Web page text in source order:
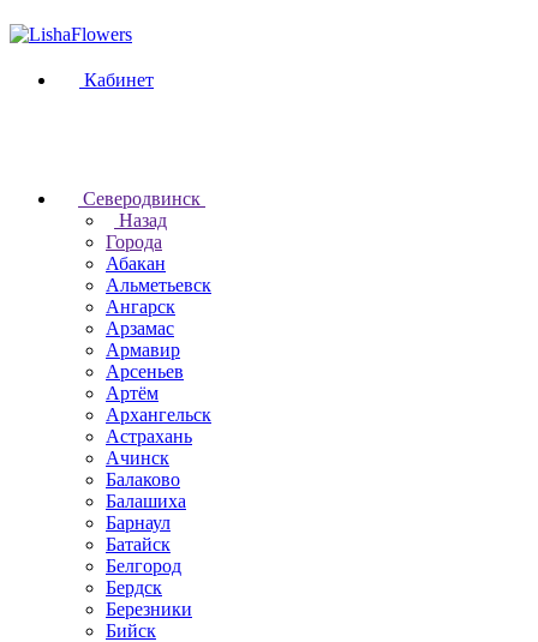
Кабинет
Северодвинск
Назад
Города
Абакан
Альметьевск
Ангарск
Арзамас
Армавир
Арсеньев
Артём
Архангельск
Астрахань
Ачинск
Балаково
Балашиха
Барнаул
Батайск
Белгород
Бердск
Березники
Бийск